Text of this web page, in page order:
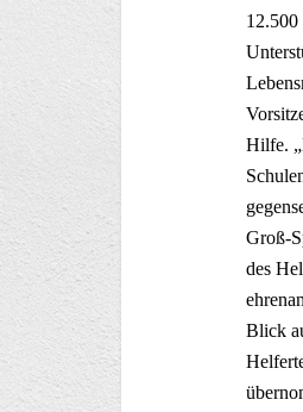
Hilfe.
Groß-
des
Blick